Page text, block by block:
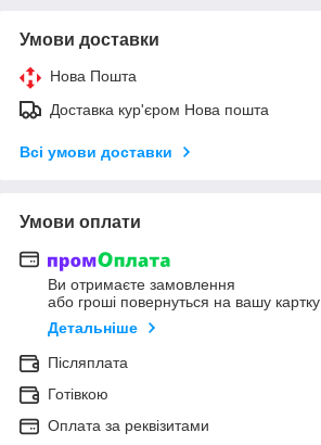
Умови доставки
Нова Пошта
Доставка кур'єром Нова пошта
Всі умови доставки
Умови оплати
Ви отримаєте замовлення
або гроші повернуться на вашу картку
Детальніше
Післяплата
Готівкою
Оплата за реквізитами